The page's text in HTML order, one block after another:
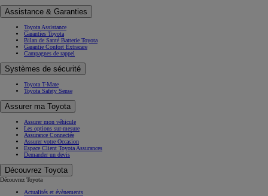
Assistance & Garanties
Toyota Assistance
Garanties Toyota
Bilan de Santé Batterie Toyota
Garantie Confort Extracare
Campagnes de rappel
Systèmes de sécurité
Toyota T-Mate
Toyota Safety Sense
Assurer ma Toyota
Assurer mon véhicule
Les options sur-mesure
Assurance Connectée
Assurer votre Occasion
Espace Client Toyota Assurances
Demander un devis
Découvrez Toyota
Découvrez Toyota
Actualités et évènements